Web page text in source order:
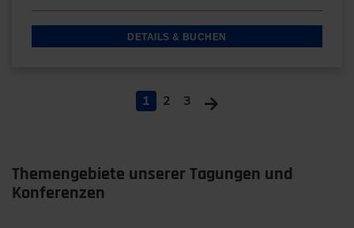
DETAILS & BUCHEN
1 2 3
Themengebiete unserer Tagungen und
Konferenzen